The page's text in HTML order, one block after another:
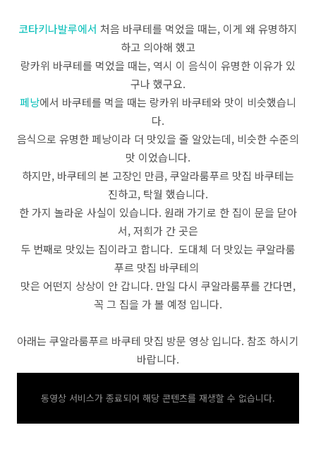
코타키나발루에서 처음 바쿠테를 먹었을 때는, 이게 왜 유명하지
하고 의아해 했고
랑카위 바쿠테를 먹었을 때는, 역시 이 음식이 유명한 이유가 있
구나 했구요.
페낭에서 바쿠테를 먹을 때는 랑카위 바쿠테와 맛이 비슷했습니
다.
음식으로 유명한 페낭이라 더 맛있을 줄 알았는데, 비슷한 수준의
맛 이었습니다.
하지만, 바쿠테의 본 고장인 만큼, 쿠알라룸푸르 맛집 바쿠테는
진하고, 탁월 했습니다.
한 가지 놀라운 사실이 있습니다. 원래 가기로 한 집이 문을 닫아
서, 저희가 간 곳은
두 번째로 맛있는 집이라고 합니다. 도대체 더 맛있는 쿠알라룸
푸르 맛집 바쿠테의
맛은 어떤지 상상이 안 갑니다. 만일 다시 쿠알라룸푸를 간다면,
꼭 그 집을 가 볼 예정 입니다.
아래는 쿠알라룸푸르 바쿠테 맛집 방문 영상 입니다. 참조 하시기
바랍니다.
동영상 서비스가 종료되어 해당 콘텐츠를 재생할 수 없습니다.